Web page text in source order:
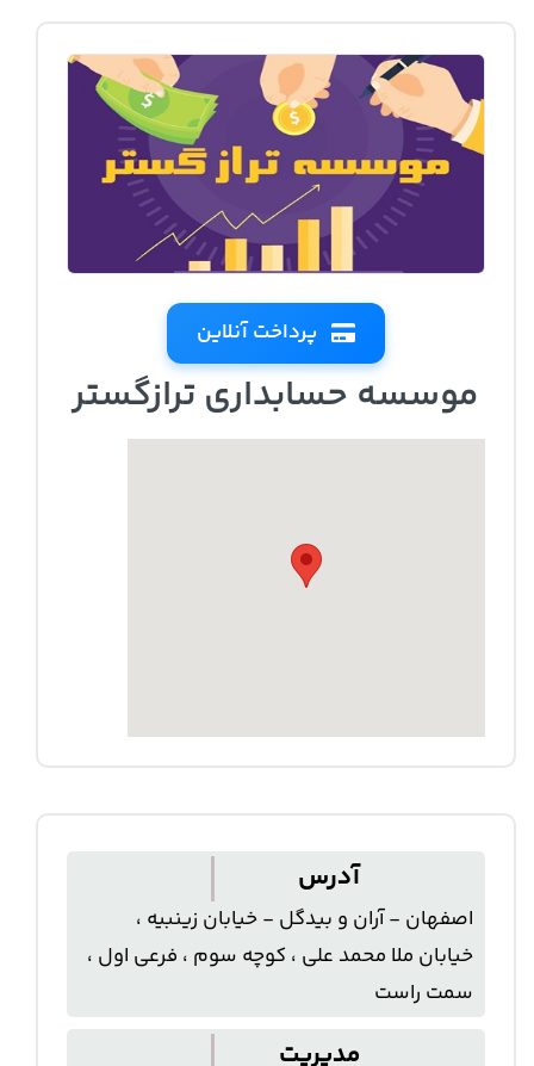
پرداخت آنلاین
موسسه حسابداری ترازگستر
آدرس
اصفهان - آران و بیدگل - خیابان زینبیه ،
خیابان ملا محمد علی ، کوچه سوم ، فرعی اول ،
سمت راست
مدیریت